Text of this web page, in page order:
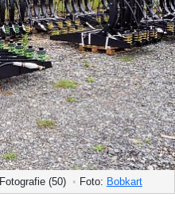
Fotografie (50) • Foto: Bobkart